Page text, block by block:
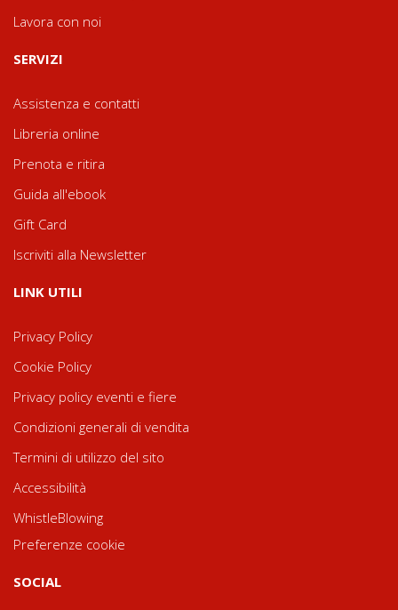
Lavora con noi
SERVIZI
Assistenza e contatti
Libreria online
Prenota e ritira
Guida all'ebook
Gift Card
Iscriviti alla Newsletter
LINK UTILI
Privacy Policy
Cookie Policy
Privacy policy eventi e fiere
Condizioni generali di vendita
Termini di utilizzo del sito
Accessibilità
WhistleBlowing
Preferenze cookie
SOCIAL